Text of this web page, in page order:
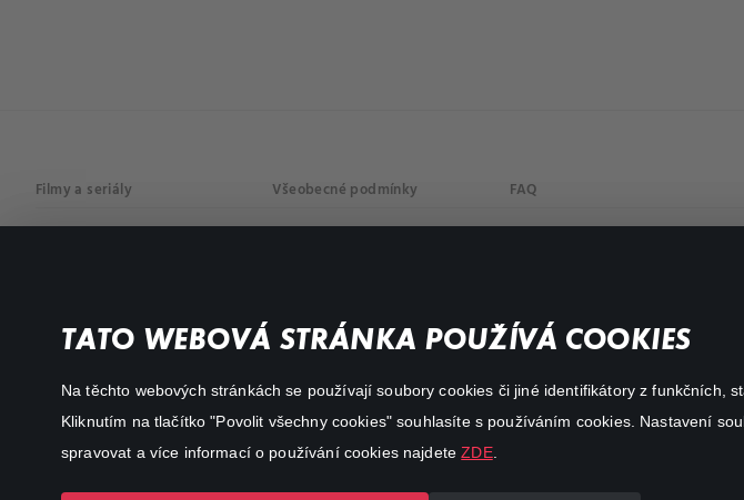
TATO WEBOVÁ STRÁNKA POUŽÍVÁ COOKIES
Na těchto webových stránkách se používají soubory cookies či jiné identifikátory z funkčních,
Kliknutím na tlačítko "Povolit všechny cookies" souhlasíte s používáním cookies. Nastavení
spravovat a více informací o používání cookies najdeteZDE.
Filmy a seriály
Akční
Všeobecné podmínky FAQ